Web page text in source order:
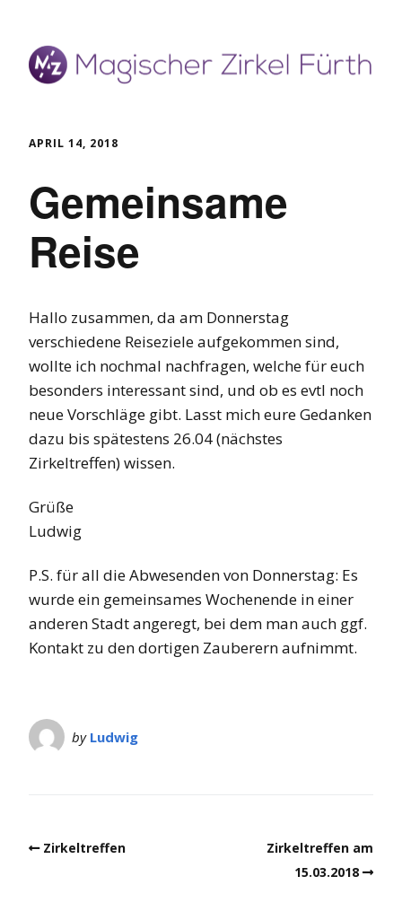
APRIL 14, 2018
Gemeinsame
Reise
Hallo zusammen, da am Donnerstag
verschiedene Reiseziele aufgekommen sind,
wollte ich nochmal nachfragen, welche für euch
besonders interessant sind, und ob es evtl noch
neue Vorschläge gibt. Lasst mich eure Gedanken
dazu bis spätestens 26.04 (nächstes
Zirkeltreffen) wissen.
Grüße
Ludwig
P.S. für all die Abwesenden von Donnerstag: Es
wurde ein gemeinsames Wochenende in einer
anderen Stadt angeregt, bei dem man auch ggf.
Kontakt zu den dortigen Zauberern aufnimmt.
by Ludwig
Zirkeltreffen
Zirkeltreffen am
15.03.2018